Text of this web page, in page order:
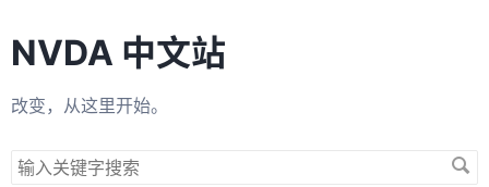
NVDA 中文站
改变，从这里开始。
搜